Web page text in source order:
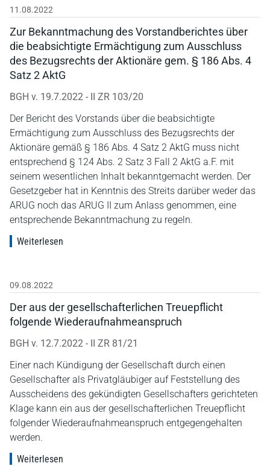
11.08.2022
Zur Bekanntmachung des Vorstandberichtes über
die beabsichtigte Ermächtigung zum Ausschluss
des Bezugsrechts der Aktionäre gem. § 186 Abs. 4
Satz 2 AktG
BGH v. 19.7.2022 - II ZR 103/20
Der Bericht des Vorstands über die beabsichtigte
Ermächtigung zum Ausschluss des Bezugsrechts der
Aktionäre gemäß § 186 Abs. 4 Satz 2 AktG muss nicht
entsprechend § 124 Abs. 2 Satz 3 Fall 2 AktG a.F. mit
seinem wesentlichen Inhalt bekanntgemacht werden. Der
Gesetzgeber hat in Kenntnis des Streits darüber weder das
ARUG noch das ARUG II zum Anlass genommen, eine
entsprechende Bekanntmachung zu regeln.
Weiterlesen
09.08.2022
Der aus der gesellschafterlichen Treuepflicht
folgende Wiederaufnahmeanspruch
BGH v. 12.7.2022 - II ZR 81/21
Einer nach Kündigung der Gesellschaft durch einen
Gesellschafter als Privatgläubiger auf Feststellung des
Ausscheidens des gekündigten Gesellschafters gerichteten
Klage kann ein aus der gesellschafterlichen Treuepflicht
folgender Wiederaufnahmeanspruch entgegengehalten
werden.
Weiterlesen